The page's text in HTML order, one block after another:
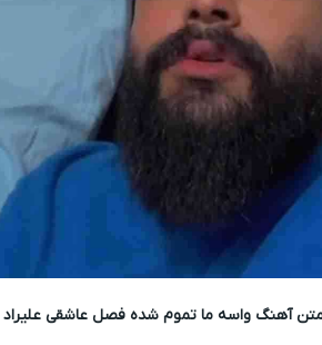
آهنگ واسه ما تموم شده فصل عاشقی علیراد